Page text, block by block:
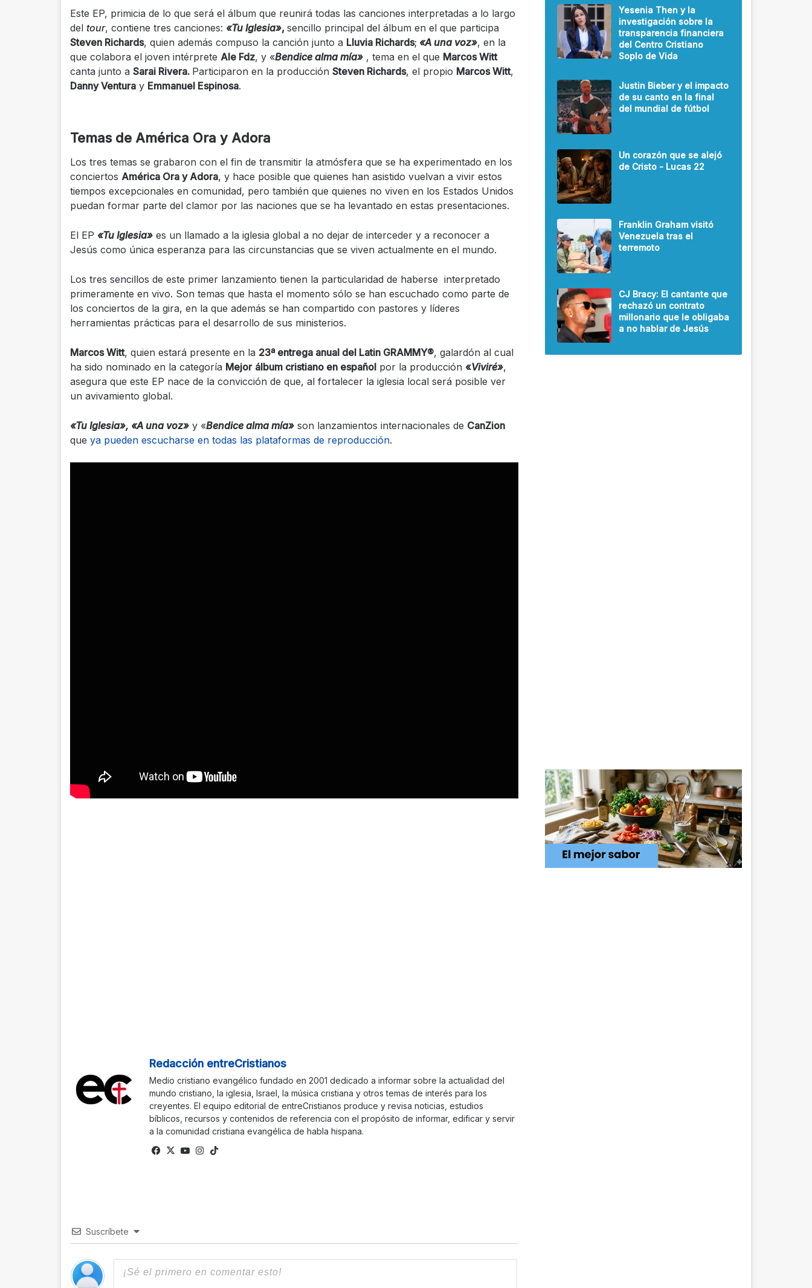
Este EP, primicia de lo que será el álbum que reunirá todas las canciones interpretadas a lo largo
del tour, contiene tres canciones: «Tu Iglesia», sencillo principal del álbum en el que participa
Steven Richards, quien además compuso la canción junto a Lluvia Richards; «A una voz», en la
que colabora el joven intérprete Ale Fdz, y «Bendice alma mía», tema en el que Marcos Witt
canta junto a Sarai Rivera. Participaron en la producción Steven Richards, el propio Marcos Witt,
Danny Venturay Emmanuel Espinosa.
Temas de América Ora y Adora
Los tres temas se grabaron con el fin de transmitir la atmósfera que se ha experimentado en los
conciertos América Ora y Adora, y hace posible que quienes han asistido vuelvan a vivir estos
tiempos excepcionales en comunidad, pero también que quienes no viven en los Estados Unidos
puedan formar parte del clamor por las naciones que se ha levantado en estas presentaciones.
El EP «Tu Iglesia»es un llamado a la iglesia global a no dejar de interceder y a reconocer a
Jesús como única esperanza para las circunstancias que se viven actualmente en el mundo.
Los tres sencillos de este primer lanzamiento tienen la particularidad de haberse interpretado
primeramente en vivo. Son temas que hasta el momento sólo se han escuchado como parte de
los conciertos de la gira, en la que además se han compartido con pastores y líderes
herramientas prácticas para el desarrollo de sus ministerios.
Marcos Witt, quien estará presente en la 23ª entrega anual del Latin GRAMMY®, galardón al cual
ha sido nominado en la categoría Mejor álbum cristiano en españolpor la producción «Viviré»,
asegura que este EP nace de la convicción de que, al fortalecer la iglesia local será posible ver
un avivamiento global.
«Tu Iglesia», «A una voz»y «Bendice alma mía»son lanzamientos internacionales de CanZion
que ya pueden escucharse en todas las plataformas de reproducción.
Redacción entreCristianos
Medio cristiano evangélico fundado en 2001 dedicado a informar sobre la actualidad del
mundo cristiano, la iglesia, Israel, la música cristiana y otros temas de interés para los
creyentes. El equipo editorial de entreCristianos produce y revisa noticias, estudios
bíblicos, recursos y contenidos de referencia con el propósito de informar, edificar y servir
a la comunidad cristiana evangélica de habla hispana.
Facebook
X YouTubeInstagram
Suscríbete
Yesenia Then y la
investigación sobre la
transparencia financiera
del Centro Cristiano
Soplo de Vida
Justin Bieber y el impacto
de su canto en la final
del mundial de fútbol
Un corazón que se alejó
de Cristo - Lucas 22
Franklin Graham visitó
Venezuela tras el
terremoto
CJ Bracy: El cantante que
rechazó un contrato
millonario que le obligaba
a no hablar de Jesús